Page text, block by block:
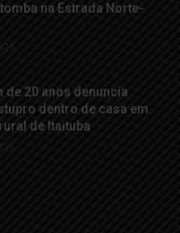
na Estrada Norte-
de 20 anos denuncia
dentro de casa em
de Itaituba